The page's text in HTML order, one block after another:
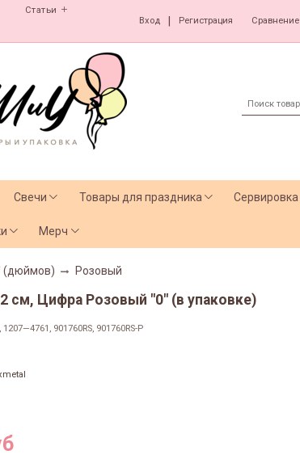
Статьи
Вход Регистрация Сравнение
Свечи Товары для праздника Сервировка
Мерч
(дюймов) Розовый
см, Цифра Розовый "0" (в упаковке)
1207—4761, 901760RS, 901760RS-P